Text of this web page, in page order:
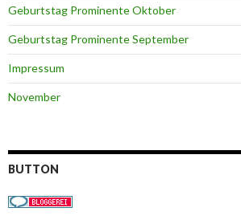
Geburtstag Prominente Oktober
Geburtstag Prominente September
Impressum
November
BUTTON